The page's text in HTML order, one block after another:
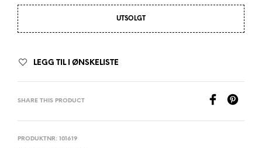
UTSOLGT
LEGG TIL I ØNSKELISTE
SHARE THIS PRODUCT
PRODUKTNR: 101619